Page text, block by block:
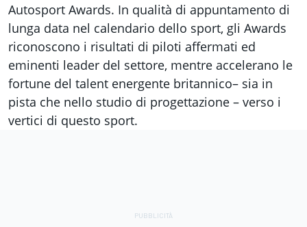
Autosport Awards. In qualità di appuntamento di
lunga data nel calendario dello sport, gli Awards
riconoscono i risultati di piloti affermati ed
eminenti leader del settore, mentre accelerano le
fortune del talent energente britannico– sia in
pista che nello studio di progettazione – verso i
vertici di questo sport.